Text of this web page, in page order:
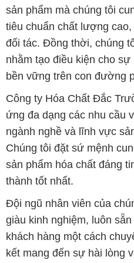
sản phẩm mà chúng tôi
tiêu chuẩn chất lượng
đối tác. Đồng thời, chúng
nhằm tạo điều kiện cho
bền vững trên con đường
Công ty Hóa Chất Đắc
ứng đa dạng các nhu cầu
ngành nghề và lĩnh vực
Chúng tôi đặt sứ mệnh
sản phẩm hóa chất đáng
thành tốt nhất.
Đội ngũ nhân viên của
giàu kinh nghiệm, luôn
khách hàng một cách
kết mang đến sự hài lòng